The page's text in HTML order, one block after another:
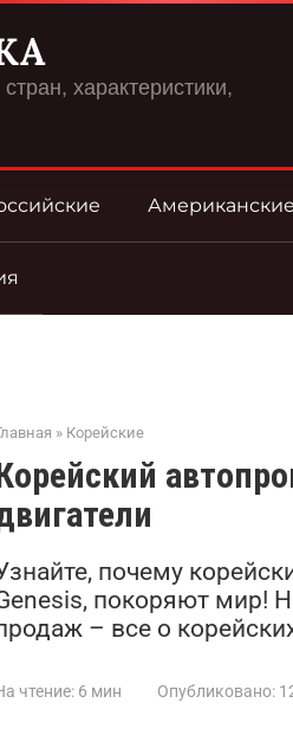
характеристики,
Американские
» Корейские
почему
покоряют мир!
– все о
чтение: 6 мин Опубликовано: